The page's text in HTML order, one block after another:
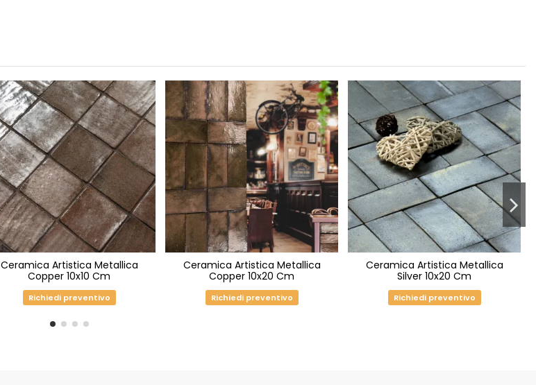
Ceramica Artistica Metallica
Copper 10x10 Cm
Richiedi preventivo
Ceramica Artistica Metallica
Copper 10x20 Cm
Richiedi preventivo
Ceramica Artistica Metallica
Silver 10x20 Cm
Richiedi preventivo